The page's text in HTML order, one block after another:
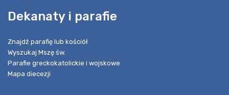
Dekanaty i parafie
Znajdź parafię lub kościół
Wyszukaj Mszę św.
Parafie greckokatolickie i wojskowe
Mapa diecezji